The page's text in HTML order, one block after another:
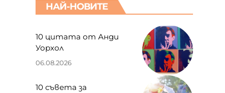
НАЙ-НОВИТЕ
10 цитата от Анди
Уорхол
06.08.2026
10 съвета за